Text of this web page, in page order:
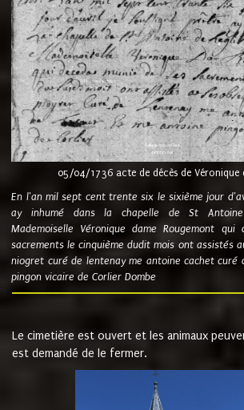
05/04/1736 acte de décès de Véronique
En l'an mil sept cent trente six le sixième jour
ay inhumé dans la chapelle de St
Mademoiselle Véronique dame Rougemont
sacrements le cinquième dudit mois ont assistés
niogret curé de lentenay me antoine cachet curé
pingon vicaire de Corlier Dombe
Le cimetière est ouvert et les animaux
est demandé de le fermer.